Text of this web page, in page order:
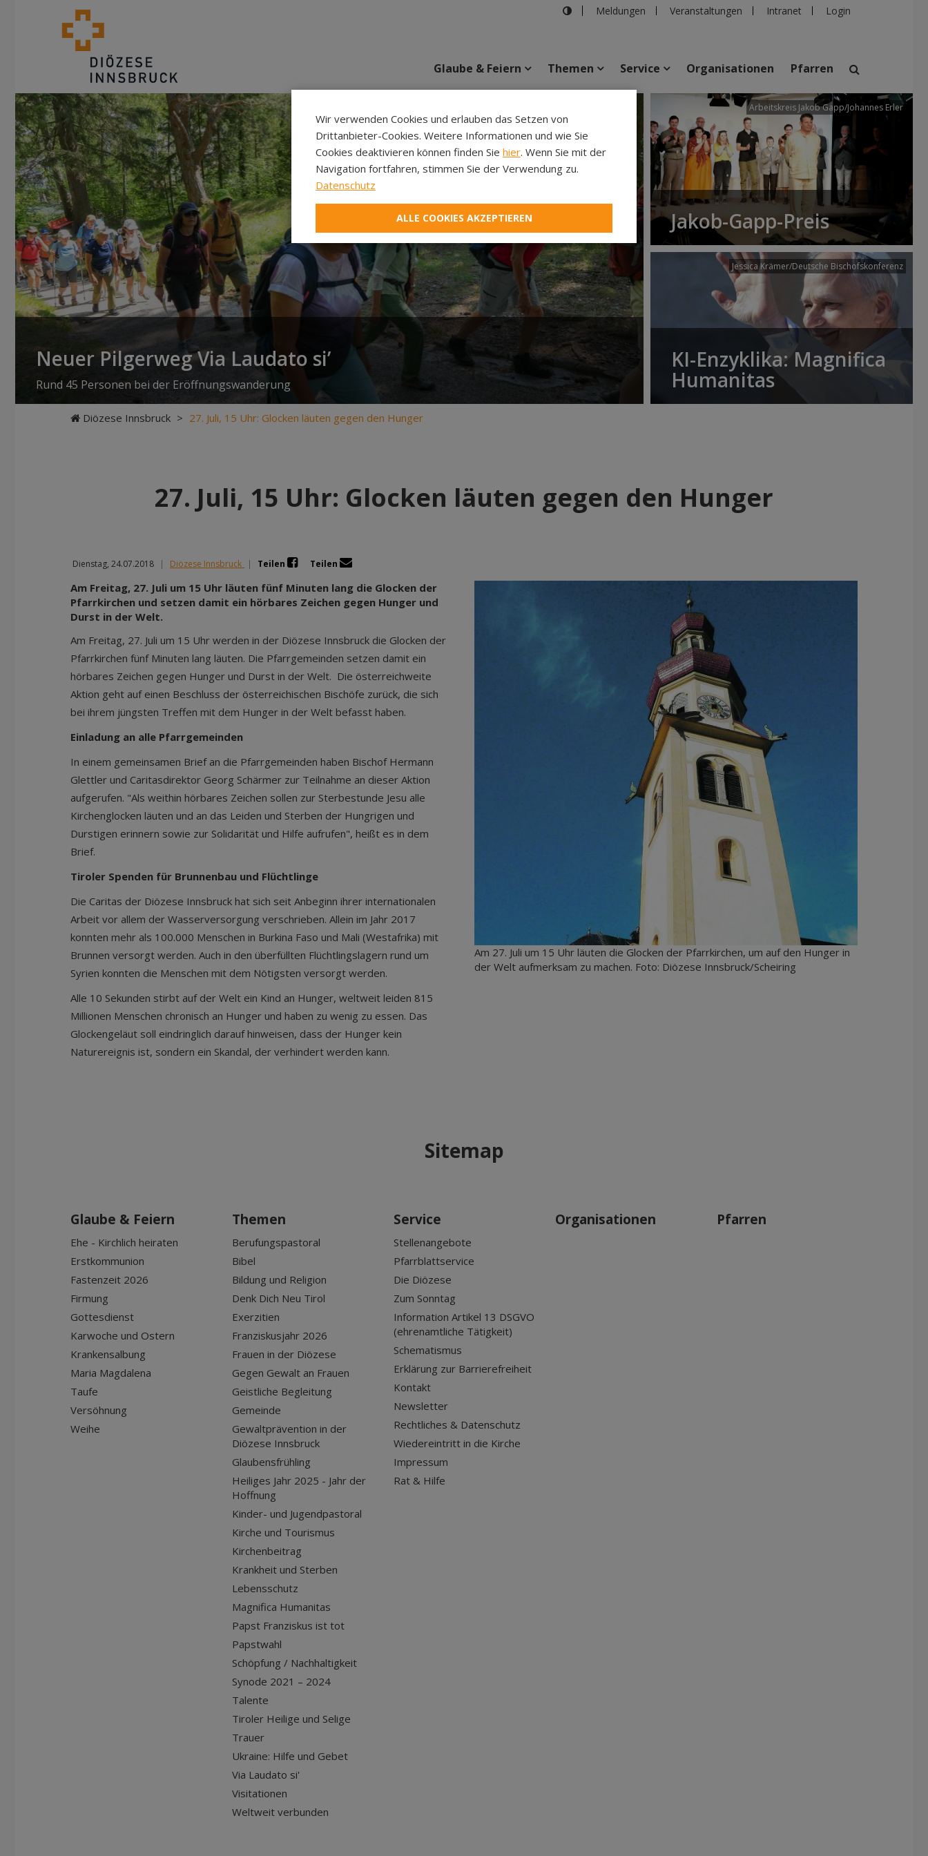
Meldungen Veranstaltungen Intranet Login
suchen
Veranstaltungen Personen Pfarren Einrichtungen
Glaube & Feiern Themen Service Organisationen Pfarren
Neuer Pilgerweg Via Laudato si’
Rund 45 Personen bei der Eröffnungswanderung
Arbeitskreis Jakob Gapp/Johannes Erler
Jakob-Gapp-Preis
Jessica Krämer/Deutsche Bischofskonferenz
KI-Enzyklika: Magnifica
Humanitas
Diözese Innsbruck > 27. Juli, 15 Uhr: Glocken läuten gegen den Hunger
27. Juli, 15 Uhr: Glocken läuten gegen den Hunger
Dienstag, 24.07.2018 | Diözese Innsbruck | Teilen Teilen
Am Freitag, 27. Juli um 15 Uhr läuten fünf Minuten lang die Glocken der
Pfarrkirchen und setzen damit ein hörbares Zeichen gegen Hunger und
Durst in der Welt.
Am Freitag, 27. Juli um 15 Uhr werden in der Diözese Innsbruck die Glocken der
Pfarrkirchen fünf Minuten lang läuten. Die Pfarrgemeinden setzen damit ein
hörbares Zeichen gegen Hunger und Durst in der Welt. Die österreichweite
Aktion geht auf einen Beschluss der österreichischen Bischöfe zurück, die sich
bei ihrem jüngsten Treffen mit dem Hunger in der Welt befasst haben.
Einladung an alle Pfarrgemeinden
In einem gemeinsamen Brief an die Pfarrgemeinden haben Bischof Hermann
Glettler und Caritasdirektor Georg Schärmer zur Teilnahme an dieser Aktion
aufgerufen. "Als weithin hörbares Zeichen sollen zur Sterbestunde Jesu alle
Kirchenglocken läuten und an das Leiden und Sterben der Hungrigen und
Durstigen erinnern sowie zur Solidarität und Hilfe aufrufen", heißt es in dem
Brief.
Tiroler Spenden für Brunnenbau und Flüchtlinge
Die Caritas der Diözese Innsbruck hat sich seit Anbeginn ihrer internationalen
Arbeit vor allem der Wasserversorgung verschrieben. Allein im Jahr 2017
konnten mehr als 100.000 Menschen in Burkina Faso und Mali (Westafrika) mit
Brunnen versorgt werden. Auch in den überfüllten Flüchtlingslagern rund um
Syrien konnten die Menschen mit dem Nötigsten versorgt werden.
Alle 10 Sekunden stirbt auf der Welt ein Kind an Hunger, weltweit leiden 815
Millionen Menschen chronisch an Hunger und haben zu wenig zu essen. Das
Glockengeläut soll eindringlich darauf hinweisen, dass der Hunger kein
Naturereignis ist, sondern ein Skandal, der verhindert werden kann.
Am 27. Juli um 15 Uhr läuten die Glocken der Pfarrkirchen, um auf den Hunger in
der Welt aufmerksam zu machen. Foto: Diözese Innsbruck/Scheiring
Sitemap
Glaube & Feiern
Ehe - Kirchlich heiraten
Erstkommunion
Fastenzeit 2026
Firmung
Gottesdienst
Karwoche und Ostern
Krankensalbung
Maria Magdalena
Taufe
Versöhnung
Weihe
Themen
Berufungspastoral
Bibel
Bildung und Religion
Denk Dich Neu Tirol
Exerzitien
Franziskusjahr 2026
Frauen in der Diözese
Gegen Gewalt an Frauen
Geistliche Begleitung
Gemeinde
Gewaltprävention in der
Diözese Innsbruck
Glaubensfrühling
Heiliges Jahr 2025 - Jahr der
Hoffnung
Kinder- und Jugendpastoral
Kirche und Tourismus
Kirchenbeitrag
Krankheit und Sterben
Lebensschutz
Magnifica Humanitas
Papst Franziskus ist tot
Papstwahl
Schöpfung / Nachhaltigkeit
Synode 2021 – 2024
Talente
Tiroler Heilige und Selige
Trauer
Ukraine: Hilfe und Gebet
Via Laudato si'
Visitationen
Weltweit verbunden
Service
Stellenangebote
Pfarrblattservice
Die Diözese
Zum Sonntag
Information Artikel 13 DSGVO
(ehrenamtliche Tätigkeit)
Schematismus
Erklärung zur Barrierefreiheit
Kontakt
Newsletter
Rechtliches & Datenschutz
Wiedereintritt in die Kirche
Impressum
Rat & Hilfe
Organisationen Pfarren
Wir verwenden Cookies und erlauben das Setzen von
Drittanbieter-Cookies. Weitere Informationen und wie Sie
Cookies deaktivieren können finden Sie hier. Wenn Sie mit der
Navigation fortfahren, stimmen Sie der Verwendung zu.
Datenschutz
ALLE COOKIES AKZEPTIEREN